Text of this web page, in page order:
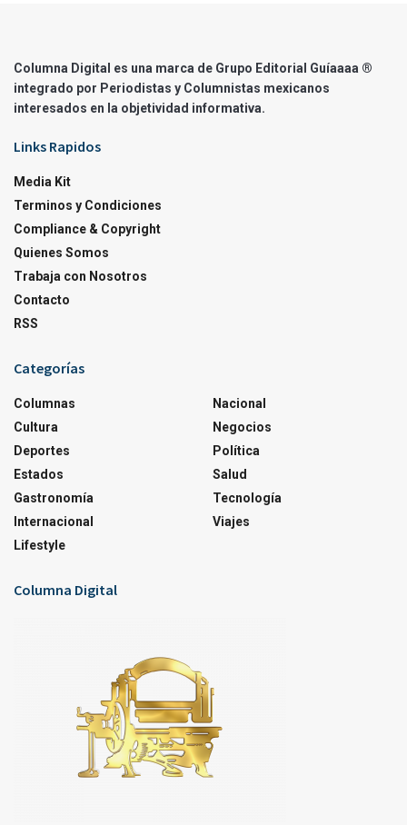
Columna Digital es una marca de Grupo Editorial Guíaaaa ®
integrado por Periodistas y Columnistas mexicanos
interesados en la objetividad informativa.
Links Rapidos
Media Kit
Terminos y Condiciones
Compliance & Copyright
Quienes Somos
Trabaja con Nosotros
Contacto
RSS
Categorías
Columnas
Cultura
Deportes
Estados
Gastronomía
Internacional
Lifestyle
Nacional
Negocios
Política
Salud
Tecnología
Viajes
Columna Digital